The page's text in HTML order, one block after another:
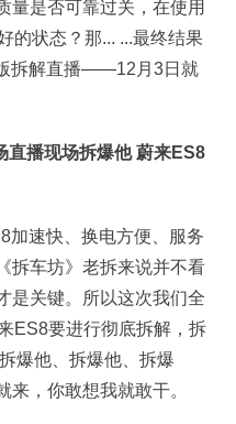
量是否可靠过关，在使用
的状态？那... ...最终结果
拆解直播——12月3日就
直播现场拆爆他 蔚来ES8
加速快、换电方便、服务
拆车坊》老拆来说并不看
是关键。所以这次我们全
ES8要进行彻底拆解，拆
爆他、拆爆他、拆爆
来，你敢想我就敢干。